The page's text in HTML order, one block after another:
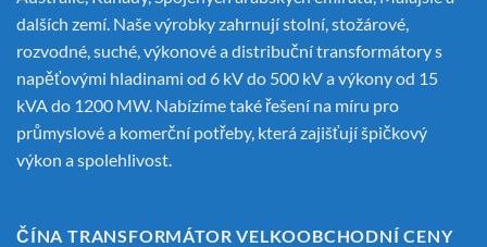
dalších zemí. Naše výrobky zahrnují stolní, stožárové,
rozvodné, suché, výkonové a distribuční transformátory s
napěťovými hladinami od 6 kV do 500 kV a výkony od 15
kVA do 1200 MW. Nabízíme také řešení na míru pro
průmyslové a komerční potřeby, která zajišťují špičkový
výkon a spolehlivost.
ČÍNA TRANSFORMÁTOR VELKOOBCHODNÍ CENY